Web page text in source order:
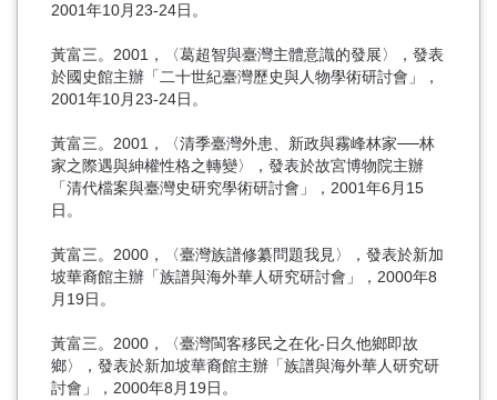
2001年10月23-24日。
黃富三。2001，〈葛超智與臺灣主體意識的發展〉，發表
於國史館主辦「二十世紀臺灣歷史與人物學術研討會」，
2001年10月23-24日。
黃富三。2001，〈清季臺灣外患、新政與霧峰林家──林
家之際遇與紳權性格之轉變〉，發表於故宮博物院主辦
「清代檔案與臺灣史研究學術研討會」，2001年6月15
日。
黃富三。2000，〈臺灣族譜修纂問題我見〉，發表於新加
坡華裔館主辦「族譜與海外華人研究研討會」，2000年8
月19日。
黃富三。2000，〈臺灣閩客移民之在化-日久他鄉即故
鄉〉，發表於新加坡華裔館主辦「族譜與海外華人研究研
討會」，2000年8月19日。